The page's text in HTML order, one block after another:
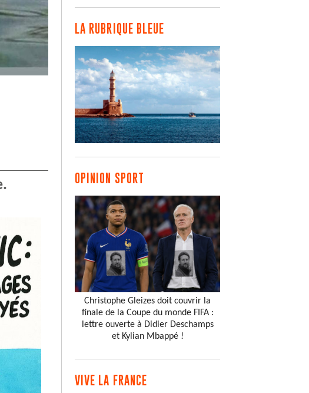
LA RUBRIQUE BLEUE
OPINION SPORT
Christophe Gleizes doit couvrir la
finale de la Coupe du monde FIFA :
lettre ouverte à Didier Deschamps
et Kylian Mbappé !
VIVE LA FRANCE